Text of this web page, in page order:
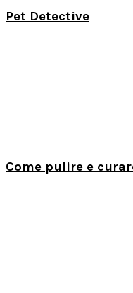
Pet Detective
Come pulire e